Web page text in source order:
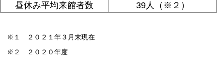
昼休み平均来館者数
39人（※２）
※１ ２０２１年３月末現在
※２ ２０２０年度